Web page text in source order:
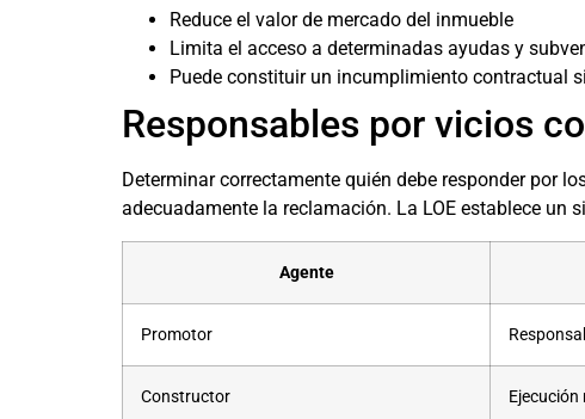
Reduce el valor de mercado del inmueble
Limita el acceso a determinadas ayudas y
Puede constituir un incumplimiento contractual
Responsables por vicios
Determinar correctamente quién debe responder por
adecuadamente la reclamación. La LOE establece un
Agente
Promotor
Constructor